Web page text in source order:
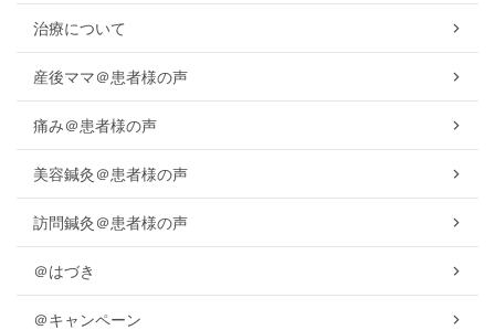
治療について
産後ママ＠患者様の声
痛み＠患者様の声
美容鍼灸＠患者様の声
訪問鍼灸＠患者様の声
＠はづき
＠キャンペーン